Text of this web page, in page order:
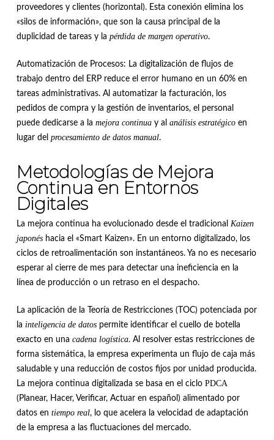
proveedores y clientes (horizontal). Esta conexión elimina los
«silos de información», que son la causa principal de la
duplicidad de tareas y la pérdida de margen operativo.
Automatización de Procesos: La digitalización de flujos de
trabajo dentro del ERP reduce el error humano en un 60% en
tareas administrativas. Al automatizar la facturación, los
pedidos de compra y la gestión de inventarios, el personal
puede dedicarse a la mejora continuay al análisis estratégicoen
lugar del procesamiento de datos manual.
Metodologías de Mejora
Continua en Entornos
Digitales
La mejora continua ha evolucionado desde el tradicional Kaizen
japonéshacia el «Smart Kaizen». En un entorno digitalizado, los
ciclos de retroalimentación son instantáneos. Ya no es necesario
esperar al cierre de mes para detectar una ineficiencia en la
línea de producción o un retraso en el despacho.
La aplicación de la Teoría de Restricciones (TOC) potenciada por
la inteligencia de datospermite identificar el cuello de botella
exacto en una cadena logística. Al resolver estas restricciones de
forma sistemática, la empresa experimenta un flujo de caja más
saludable y una reducción de costos fijos por unidad producida.
La mejora continua digitalizada se basa en el ciclo PDCA
(Planear, Hacer, Verificar, Actuar en español) alimentado por
datos en tiempo real, lo que acelera la velocidad de adaptación
de la empresa a las fluctuaciones del mercado.